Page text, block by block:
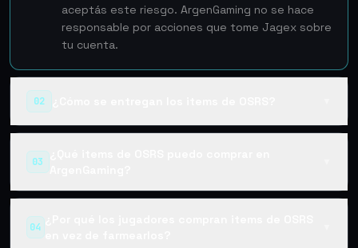
aceptás este riesgo. ArgenGaming no se hace
responsable por acciones que tome Jagex sobre
tu cuenta.
02
03
¿Qué items de OSRS puedo comprar en
ArgenGaming?
04
¿Por qué los jugadores compran items de OSRS
en vez de farmearlos?